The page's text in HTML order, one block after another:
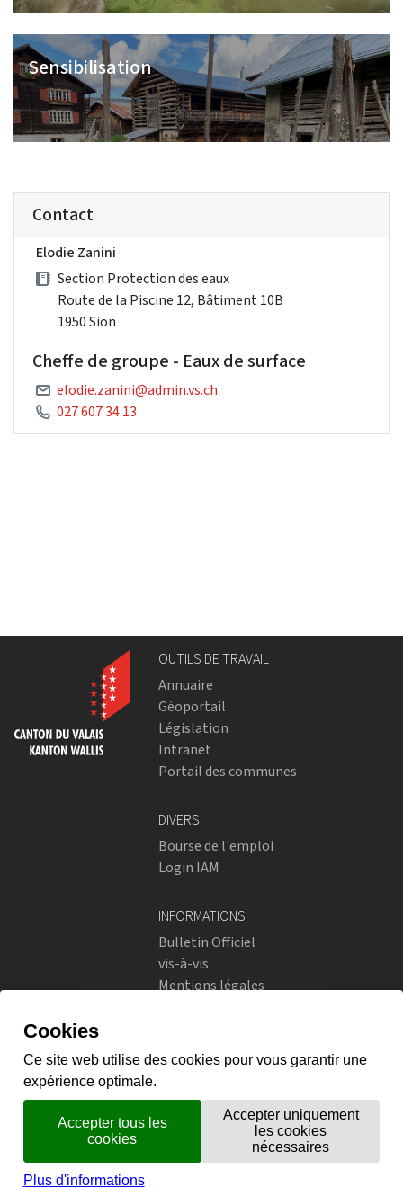
Sensibilisation
Contact
Elodie Zanini
Section Protection des eaux
Route de la Piscine 12, Bâtiment 10B
1950 Sion
Cheffe de groupe - Eaux de surface
elodie.zanini@admin.vs.ch
027 607 34 13
OUTILS DE TRAVAIL
Annuaire
Géoportail
Législation
Intranet
Portail des communes
DIVERS
Bourse de l'emploi
Login IAM
INFORMATIONS
Bulletin Officiel
vis-à-vis
Mentions légales
Instagram
flickr